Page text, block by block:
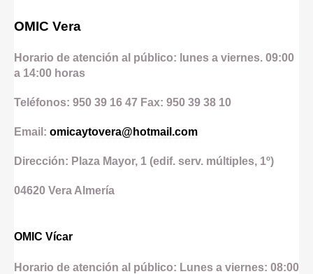
OMIC Vera
Horario de atención al público: lunes a viernes. 09:00
a 14:00 horas
Teléfonos: 950 39 16 47 Fax: 950 39 38 10
Email: omicaytovera@hotmail.com
Dirección: Plaza Mayor, 1 (edif. serv. múltiples, 1º)
04620 Vera Almería
OMIC Vícar
Horario de atención al público: Lunes a viernes: 08:00